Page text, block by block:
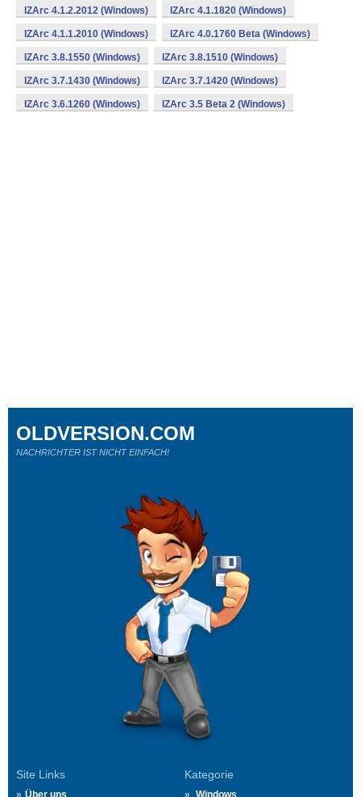
IZArc 4.1.2.2012 (Windows) IZArc 4.1.1820 (Windows)
IZArc 4.1.1.2010 (Windows) IZArc 4.0.1760 Beta (Windows)
IZArc 3.8.1550 (Windows) IZArc 3.8.1510 (Windows)
IZArc 3.7.1430 (Windows) IZArc 3.7.1420 (Windows)
IZArc 3.6.1260 (Windows) IZArc 3.5 Beta 2 (Windows)
Site Links
Über uns
Kategorie
Windows
OLDVERSION.COM
NACHRICHTER IST NICHT EINFACH!